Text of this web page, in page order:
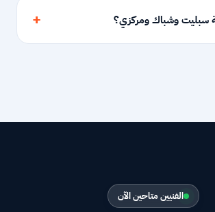
سبليت وشباك ومركزي؟
الفنيين متاحين الآن